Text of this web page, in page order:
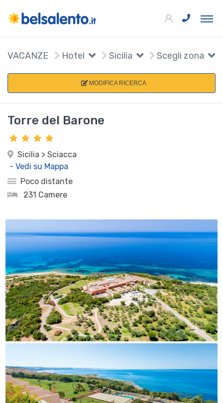
VACANZE Hotel Sicilia Scegli zona
MODIFICA RICERCA
Torre del Barone
Sicilia > Sciacca
- Vedi su Mappa
Poco distante
231 Camere